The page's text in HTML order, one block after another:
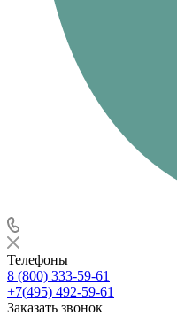
Телефоны
8 (800) 333-59-61
+7(495) 492-59-61
Заказать звонок